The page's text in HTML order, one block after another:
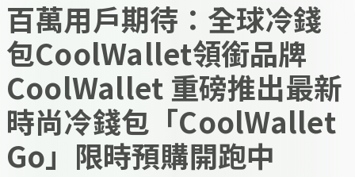
百萬用戶期待：全球冷錢
包CoolWallet領銜品牌
CoolWallet 重磅推出最新
時尚冷錢包「CoolWallet
Go」限時預購開跑中